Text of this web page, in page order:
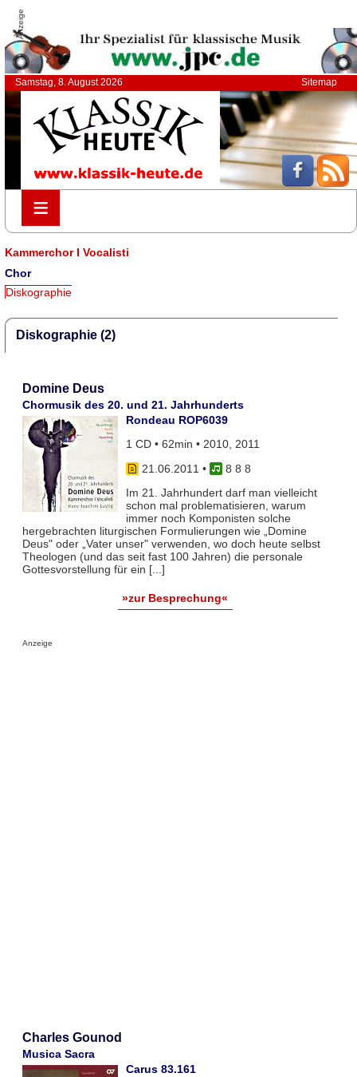
Anzeige
Samstag, 8. August 2026 Sitemap
≡
≡
Kammerchor I Vocalisti
Chor
Diskographie
Diskographie (2)
Domine Deus
Chormusik des 20. und 21. Jahrhunderts
Rondeau ROP6039
1 CD • 62min • 2010, 2011
21.06.2011 •
8 8 8
Im 21. Jahrhundert darf man vielleicht
schon mal problematisieren, warum
immer noch Komponisten solche
hergebrachten liturgischen Formulierungen wie „Domine
Deus" oder „Vater unser" verwenden, wo doch heute selbst
Theologen (und das seit fast 100 Jahren) die personale
Gottesvorstellung für ein [...]
»zur Besprechung«
Anzeige
Charles Gounod
Musica Sacra
Carus 83.161